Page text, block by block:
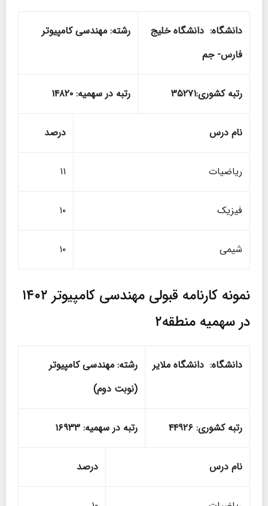
دانشگاه: دانشگاه خلیج
فارس- جم
رشته: مهندسی کامپیوتر
رتبه کشوری:۳۵۲۷۱ رتبه در سهمیه: ۱۴۸۲۰
نام درس درصد
ریاضیات ۱۱
فیزیک ۱۰
شیمی ۱۰
نمونه کارنامه قبولی مهندسی کامپیوتر ۱۴۰۲
در سهمیه منطقه۲
دانشگاه: دانشگاه ملایر
رشته: مهندسی کامپیوتر
(نوبت دوم)
رتبه کشوری: ۴۴۹۲۶ رتبه در سهمیه: ۱۶۹۳۳
نام درس درصد